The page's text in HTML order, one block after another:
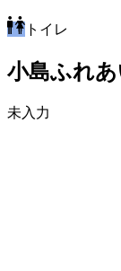
トイレ
小島ふれ
未入力